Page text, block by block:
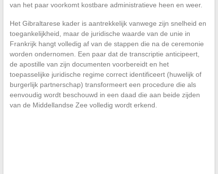
van het paar voorkomt kostbare administratieve heen en weer.
Het Gibraltarese kader is aantrekkelijk vanwege zijn snelheid en
toegankelijkheid, maar de juridische waarde van de unie in
Frankrijk hangt volledig af van de stappen die na de ceremonie
worden ondernomen. Een paar dat de transcriptie anticipeert,
de apostille van zijn documenten voorbereidt en het
toepasselijke juridische regime correct identificeert (huwelijk of
burgerlijk partnerschap) transformeert een procedure die als
eenvoudig wordt beschouwd in een daad die aan beide zijden
van de Middellandse Zee volledig wordt erkend.